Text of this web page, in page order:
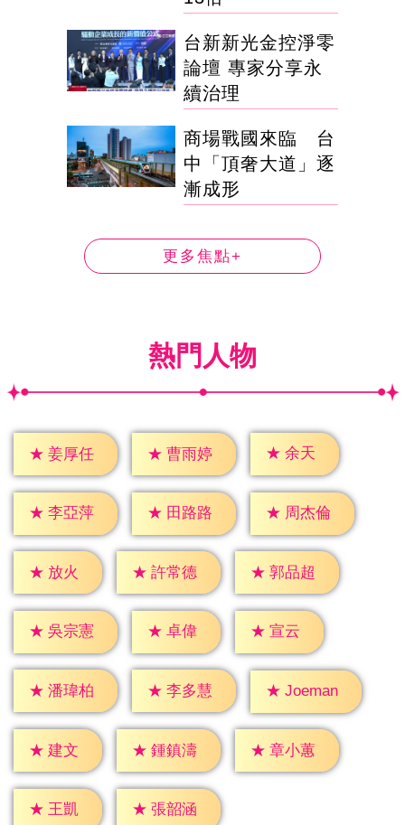
台新新光金控淨零
論壇 專家分享永
續治理
商場戰國來臨 台
中「頂奢大道」逐
漸成形
更多焦點+
熱門人物
★ 姜厚任 ★ 曹雨婷 ★ 余天
★ 李亞萍 ★ 田路路 ★ 周杰倫
★ 放火 ★ 許常德 ★ 郭品超
★ 吳宗憲 ★ 卓偉 ★ 宣云
★ 潘瑋柏 ★ 李多慧 ★ Joeman
★ 建文 ★ 鍾鎮濤 ★ 章小蕙
★ 王凱 ★ 張韶涵